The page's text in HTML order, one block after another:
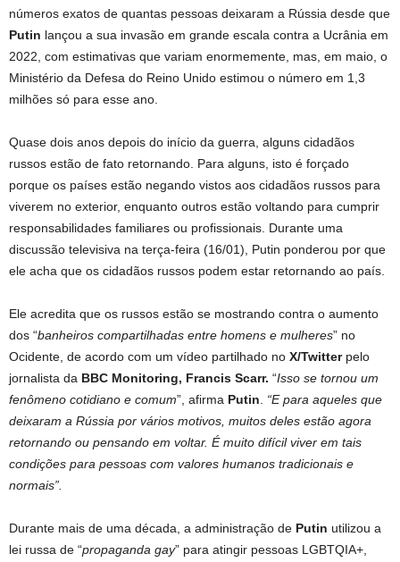
números exatos de quantas pessoas deixaram a Rússia desde que
Putin lançou a sua invasão em grande escala contra a Ucrânia em
2022, com estimativas que variam enormemente, mas, em maio, o
Ministério da Defesa do Reino Unido estimou o número em 1,3
milhões só para esse ano.
Quase dois anos depois do início da guerra, alguns cidadãos
russos estão de fato retornando. Para alguns, isto é forçado
porque os países estão negando vistos aos cidadãos russos para
viverem no exterior, enquanto outros estão voltando para cumprir
responsabilidades familiares ou profissionais. Durante uma
discussão televisiva na terça-feira (16/01), Putin ponderou por que
ele acha que os cidadãos russos podem estar retornando ao país.
Ele acredita que os russos estão se mostrando contra o aumento
dos “banheiros compartilhadas entre homens e mulheres” no
Ocidente, de acordo com um vídeo partilhado no X/Twitter pelo
jornalista da BBC Monitoring, Francis Scarr. “Isso se tornou um
fenômeno cotidiano e comum”, afirma Putin
“E para aqueles que
deixaram a Rússia por vários motivos, muitos deles estão agora
retornando ou pensando em voltar. É muito difícil viver em tais
condições para pessoas com valores humanos tradicionais e
normais”.
Durante mais de uma década, a administração de Putin utilizou a
lei russa de “propaganda gay” para atingir pessoas LGBTQIA+,